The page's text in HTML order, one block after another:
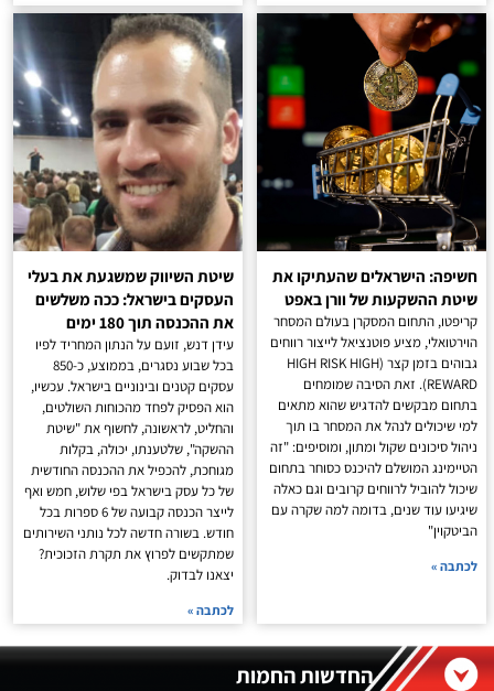
החדשות החמות
חשיפה: הישראלים שהעתיקו את
שיטת ההשקעות של וורן באפט
קריפטו, התחום המסקרן בעולם המסחר
הוירטואלי, מציע פוטנציאל לייצור רווחים
גבוהים בזמן קצר (HIGH RISK HIGH
REWARD). זאת הסיבה שמומחים
בתחום מבקשים להדגיש שהוא מתאים
למי שיכולים לנהל את המסחר בו תוך
ניהול סיכונים שקול ומתון, ומוסיפים: "זה
הטיימינג המושלם להיכנס כסוחר בתחום
שיכול להוביל לרווחים קרובים וגם כאלה
שיגיעו עוד שנים, בדומה למה שקרה עם
הביטקוין"
לכתבה »
שיטת השיווק שמשגעת את בעלי
העסקים בישראל: ככה משלשים
את ההכנסה תוך 180 ימים
עידן דנש, זועם על הנתון המחריד לפיו
בכל שבוע נסגרים, בממוצע, כ-850
עסקים קטנים ובינוניים בישראל. עכשיו,
הוא הפסיק לפחד מהכוחות השולטים,
והחליט, לראשונה, לחשוף את "שיטת
ההשקה", שלטענתו, יכולה, בקלות
מגוחכת, להכפיל את ההכנסה החודשית
של כל עסק בישראל בפי שלוש, חמש ואף
לייצר הכנסה קבועה של 6 ספרות בכל
חודש. בשורה חדשה לכל נותני השירותים
שמתקשים לפרוץ את תקרת הזכוכית?
יצאנו לבדוק.
לכתבה »